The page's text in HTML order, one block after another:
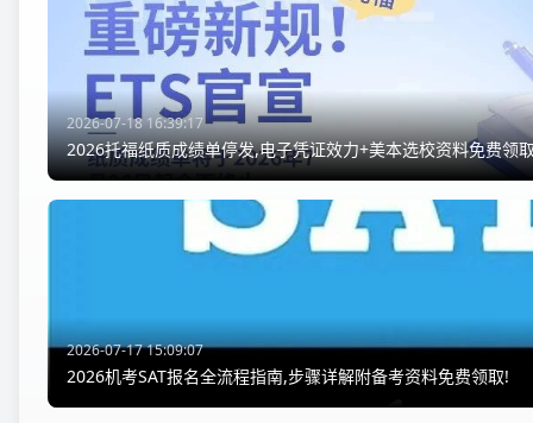
2026-07-18 16:39:17
2026托福纸质成绩单停发,电子凭证效力+美本选校资料免费领
2026-07-17 15:09:07
2026机考SAT报名全流程指南,步骤详解附备考资料免费领取!